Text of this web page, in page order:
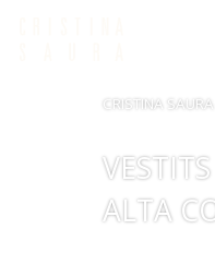
CRISTINA SAURA
ALTA